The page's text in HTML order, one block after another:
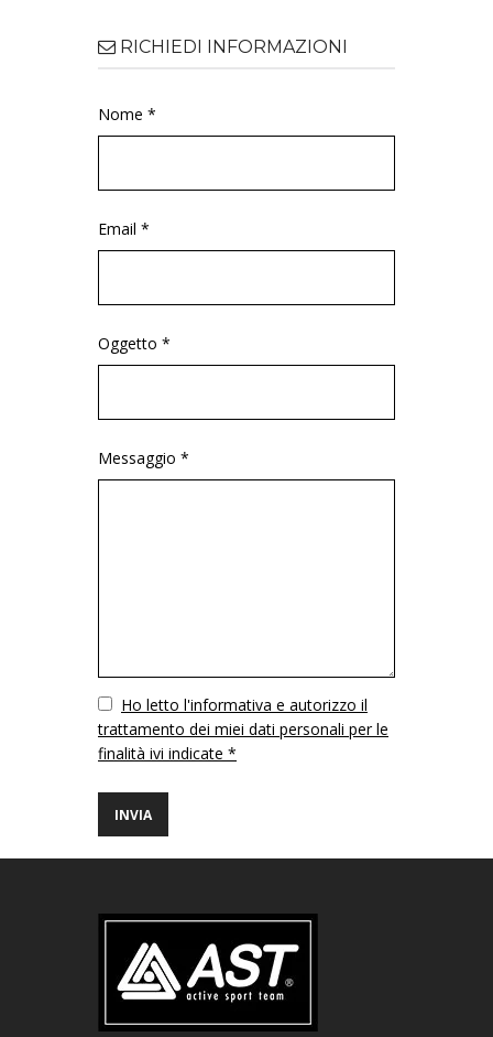
RICHIEDI INFORMAZIONI
Nome *
Email *
Oggetto *
Messaggio *
VuotoHo letto l'informativa e autorizzo il
trattamento dei miei dati personali per le
finalità ivi indicate *